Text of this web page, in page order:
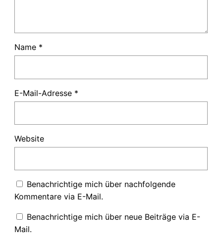
Name *
E-Mail-Adresse *
Website
Benachrichtige mich über nachfolgende
Kommentare via E-Mail.
Benachrichtige mich über neue Beiträge via E-
Mail.